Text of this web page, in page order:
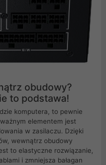
obudowy?
to podstawa!
komputera, to pewnie
elementem jest
w zasilaczu. Dzięki
wewnątrz obudowy
to elastyczne rozwiązanie,
i zmniejsza bałagan